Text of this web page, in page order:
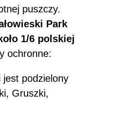
puszczy.
Park
1/6 polskiej
ochronne:
podzielony
Gruszki,